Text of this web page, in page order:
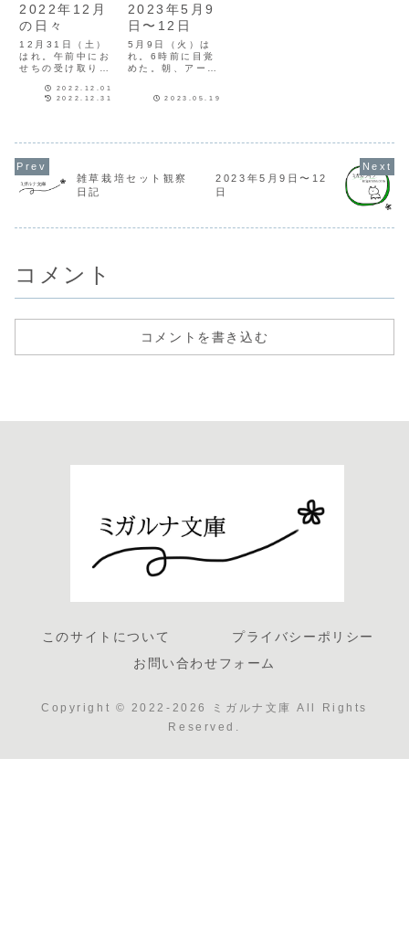
2022年12月
の日々
12月31日（土）
はれ。午前中にお
せちの受け取りと
司の受け取りと、
他の買い物を済ま
お寿司屋さんも大
好きだし、回転寿
司も大好き。くら
寿司では毎回必ず
2022.12.01
2022.12.31
2023年5月9
日〜12日
5月9日（火）は
れ。6時前に目覚
めた。朝、アーモ
で、お昼何食べよ
チで毎週通うカレ
ー屋さんがあるら
しいし、そういう
2023.05.19
雑草栽培セット観察
日記
2023年5月9日〜12
日
コメント
コメントを書き込む
このサイトについて
プライバシーポリシー
お問い合わせフォーム
Copyright © 2022-2026 ミガルナ文庫 All Rights
Reserved.